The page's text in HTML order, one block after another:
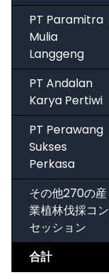
PT Paramitra
Mulia
Langgeng
PT Andalan
Karya Pertiwi
PT Perawang
Sukses
Perkasa
その他270の産
業植林伐採コン
セッション
合計